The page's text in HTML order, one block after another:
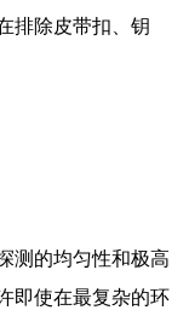
排除皮带扣、钥
测的均匀性和极高
即使在最复杂的环